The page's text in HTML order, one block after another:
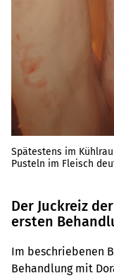
Spätestens im
Pusteln im Fleisch
Der Juckreiz
ersten
Im beschriebenen
Behandlung mit